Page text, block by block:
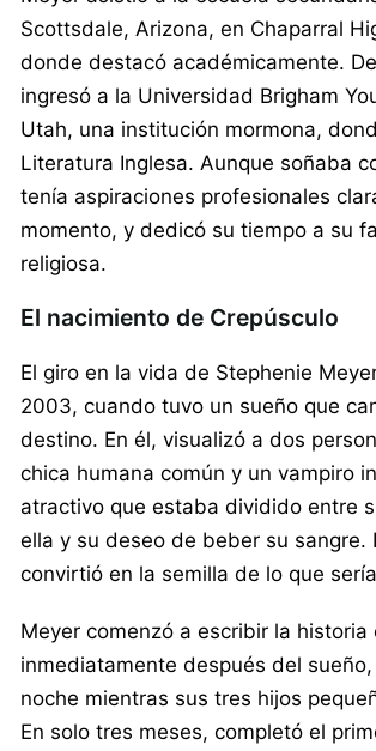
Scottsdale, Arizona, en Chaparral
donde destacó académicamente.
ingresó a la Universidad Brigham
Utah, una institución mormona,
Literatura Inglesa. Aunque soñaba
tenía aspiraciones profesionales
momento, y dedicó su tiempo a su
religiosa.
El nacimiento de Crepúsculo
El giro en la vida de Stephenie
2003, cuando tuvo un sueño que
destino. En él, visualizó a dos
chica humana común y un vampiro
atractivo que estaba dividido entre
ella y su deseo de beber su sangre.
convirtió en la semilla de lo que
Meyer comenzó a escribir la historia
inmediatamente después del
noche mientras sus tres hijos
En solo tres meses, completó el